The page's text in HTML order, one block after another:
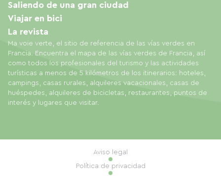
Ma voie verte, el sitio de referencia de las vías verdes en
Francia. Encuentra el mapa de las vías verdes de Francia, así
como todos los profesionales del turismo y las actividades
turísticas a menos de 5 kilómetros de los itinerarios: hoteles,
campings, casas rurales, alquileres vacacionales, casas de
huéspedes, alquileres de bicicletas, restaurantes, puntos de
interés y lugares que visitar.
Saliendo de una gran ciudad
Viajar en bici
La revista
Aviso legal
Política de privacidad